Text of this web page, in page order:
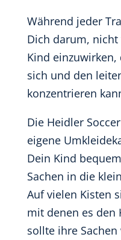
Während jeder
Dich darum,
Kind
sich und den
konzentrieren
Die Heidler
eigene
Dein Kind
Sachen in die
Auf vielen Kisten
mit denen es den
sollte ihre